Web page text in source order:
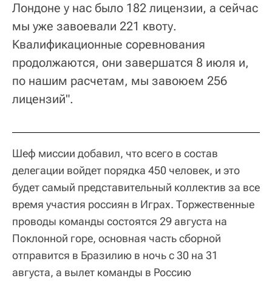
Лондоне у нас было 182 лицензии, а сейчас
мы уже завоевали 221 квоту.
Квалификационные соревнования
продолжаются, они завершатся 8 июля и,
по нашим расчетам, мы завоюем 256
лицензий".
Шеф миссии добавил, что всего в состав
делегации войдет порядка 450 человек, и это
будет самый представительный коллектив за все
время участия россиян в Играх. Торжественные
проводы команды состоятся 29 августа на
Поклонной горе, основная часть сборной
отправится в Бразилию в ночь с 30 на 31
августа, а вылет команды в Россию